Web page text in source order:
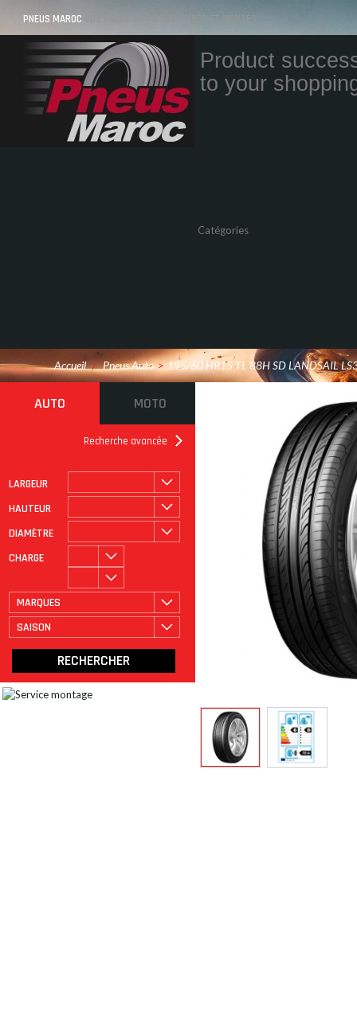
PNEUS MAROC VOS PNEUS AU MAROC LIVRÉS ET MONTÉS
Product
to your
Catégories
Accueil / Pneus Auto > 195/60 HR15 TL 88H SD LANDSAIL
AUTO MOTO
Recherche avancée
LARGEUR
HAUTEUR
DIAMÈTRE
CHARGE
MARQUES
SAISON
ROULAGE À PLAT